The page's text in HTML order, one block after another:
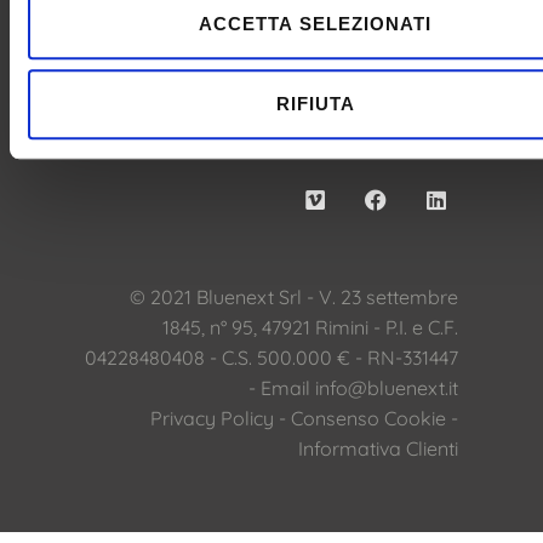
ACCETTA SELEZIONATI
RIFIUTA
© 2021 Bluenext Srl - V. 23 settembre
1845, n° 95, 47921 Rimini - P.I. e C.F.
04228480408 - C.S. 500.000 € - RN-331447
- Email info@bluenext.it
Privacy Policy - Consenso Cookie -
Informativa Clienti